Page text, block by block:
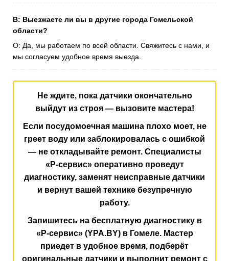
В: Выезжаете ли вы в другие города Гомельской
области?
О: Да, мы работаем по всей области. Свяжитесь с нами, и
мы согласуем удобное время выезда.
Не ждите, пока датчики окончательно
выйдут из строя — вызовите мастера!
Если посудомоечная машина плохо моет, не
греет воду или заблокировалась с ошибкой
— не откладывайте ремонт. Специалисты
«Р-сервис» оперативно проведут
диагностику, заменят неисправные датчики
и вернут вашей технике безупречную
работу.
Запишитесь на бесплатную диагностику в
«Р-сервис» (YPA.BY) в Гомеле. Мастер
приедет в удобное время, подберёт
оригинальные датчики и выполнит ремонт с